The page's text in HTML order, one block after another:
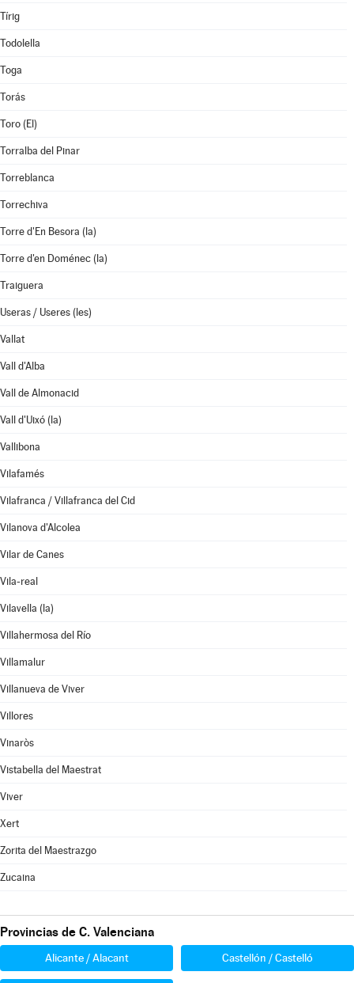
Tírig
Todolella
Toga
Torás
Toro (El)
Torralba del Pinar
Torreblanca
Torrechiva
Torre d'En Besora (la)
Torre d'en Doménec (la)
Traiguera
Useras / Useres (les)
Vallat
Vall d'Alba
Vall de Almonacid
Vall d'Uixó (la)
Vallibona
Vilafamés
Vilafranca / Villafranca del Cid
Vilanova d'Alcolea
Vilar de Canes
Vila-real
Vilavella (la)
Villahermosa del Río
Villamalur
Villanueva de Viver
Villores
Vinaròs
Vistabella del Maestrat
Viver
Xert
Zorita del Maestrazgo
Zucaina
Provincias de C. Valenciana
Alicante / Alacant Castellón / Castelló